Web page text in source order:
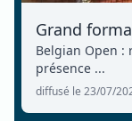
Grand
Belgian Open :
présence ...
diffusé le 23/07/